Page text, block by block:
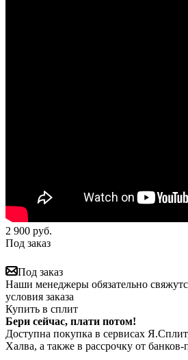
2 900 руб.
Под заказ
Под заказ
Наши менеджеры обязательно
условия заказа
Купить в сплит
Бери сейчас, плати потом!
Доступна покупка в сервисах
Халва, а также в рассрочку от банков-